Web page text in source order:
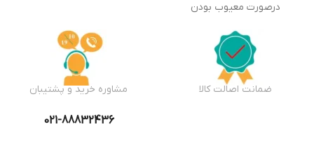
درصورت معیوب بودن
ضمانت اصالت کالا مشاوره خرید و پشتیبان
021-88832436